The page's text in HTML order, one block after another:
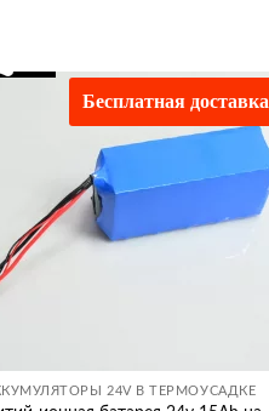
Бесплатная доставка
Додати
списку
24V В ТЕРМОУСАДКЕ